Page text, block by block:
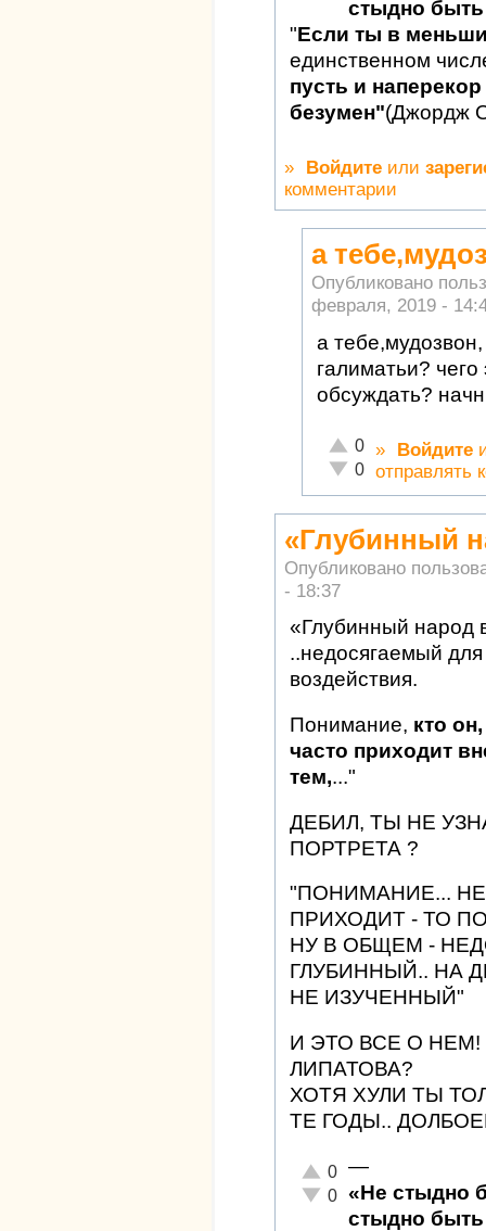
стыдно быть
"Если ты в
единственном
пусть и
безумен"(Джордж
» Войдите или
комментарии
а
Опубликовано
февраля, 2019 -
а
галиматьи?
обсуждать?
Отлично!
0
Неадекватно!
0
» Войдите
отправлять
«Глубинный
Опубликовано
- 18:37
«Глубинный народ
..недосягаемый
воздействия.
Понимание, кто
часто приходит
тем,..."
ДЕБИЛ, ТЫ НЕ
ПОРТРЕТА ?
"ПОНИМАНИЕ...
ПРИХОДИТ - ТО
НУ В ОБЩЕМ -
ГЛУБИННЫЙ.. НА
НЕ ИЗУЧЕННЫЙ"
И ЭТО ВСЕ О
ЛИПАТОВА?
ХОТЯ ХУЛИ ТЫ
ТЕ ГОДЫ..
Отлично!
0
Неадекватно!
0
—
«Не стыдно
стыдно быть